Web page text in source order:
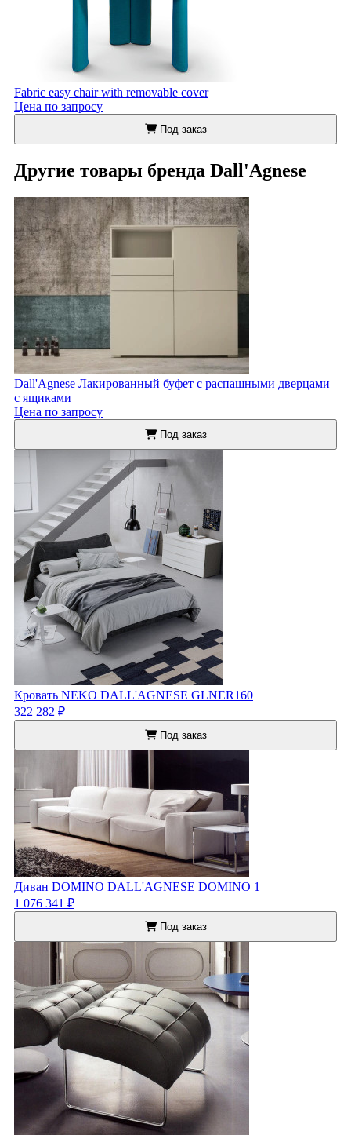
Fabric easy chair with removable cover
Цена по запросу
Под заказ
Другие товары бренда Dall'Agnese
Dall'Agnese Лакированный буфет с распашными дверцами
с ящиками
Цена по запросу
Под заказ
Кровать NEKO DALL'AGNESE GLNER160
322 282 ₽
Под заказ
Диван DOMINO DALL'AGNESE DOMINO 1
1 076 341 ₽
Под заказ